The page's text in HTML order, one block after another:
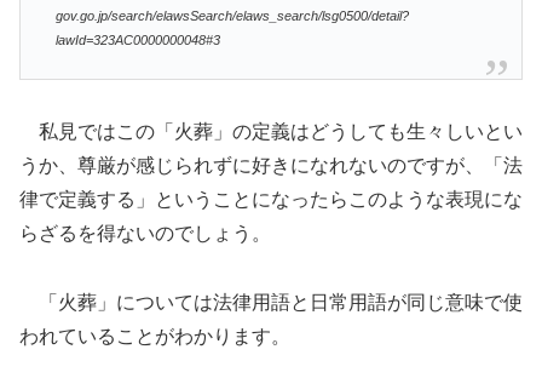
gov.go.jp/search/elawsSearch/elaws_search/lsg0500/detail?
lawId=323AC0000000048#3
私見ではこの「火葬」の定義はどうしても生々しいとい
うか、尊厳が感じられずに好きになれないのですが、「法
律で定義する」ということになったらこのような表現にな
らざるを得ないのでしょう。
「火葬」については法律用語と日常用語が同じ意味で使
われていることがわかります。